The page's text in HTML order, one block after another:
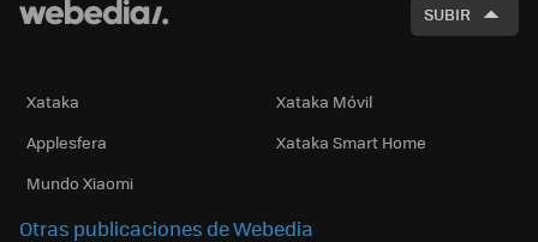
SUBIR
Xataka
Xataka Móvil
Applesfera
Xataka Smart Home
Mundo Xiaomi
Otras publicaciones de Webedia